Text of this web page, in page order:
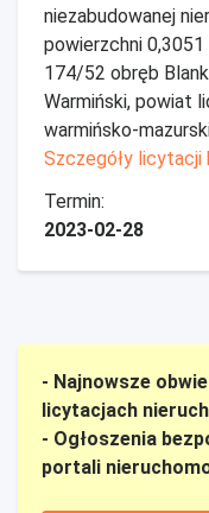
niezabudowanej
powierzchni 0,3051
174/52 obręb
Warmiński, powiat
warmińsko-
Szczegóły licytacji
Termin:
2023-02-28
- Najnowsze
licytacjach
- Ogłoszenia
portali